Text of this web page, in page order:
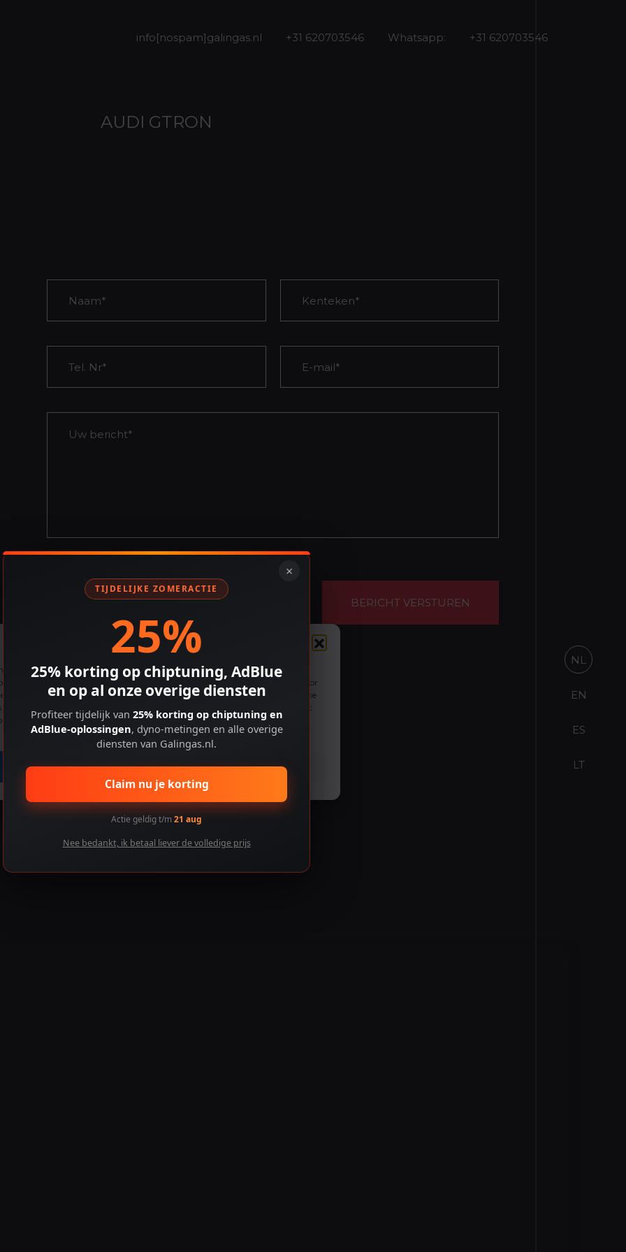
Cookiebeleid
de beste ervaringen te bieden, gebruiken we technologieën zoals cookies om
informatie op te slaan en/of te openen. Door toestemming te geven voor
technologieën kunnen we gegevens verwerken zoals browsegedrag of unieke
op deze site. Als je geen toestemming geeft of je toestemming intrekt, kan dit
functies en mogelijkheden nadelig beïnvloeden.
Accepteren Voorkeuren bekijken
info[nospam]galingas.nl +31 620703546 Whatsapp: +31 620703546
NL
EN
ES
LT
AUDI GTRON
×
TIJDELIJKE ZOMERACTIE
25%
25% korting op chiptuning, AdBlue
en op al onze overige diensten
Profiteer tijdelijk van 25% korting op chiptuning en
AdBlue-oplossingen, dyno-metingen en alle overige
diensten van Galingas.nl.
Claim nu je korting
Actie geldig t/m21 aug
Nee bedankt, ik betaal liever de volledige prijs